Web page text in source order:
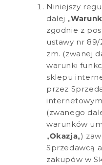
Niniejszy
dalej „
zgodnie z
ustawy nr 89/
zm. (zwanej
warunki
sklepu
przez
internetowym
(zwanego
warunków
„Okazja„)
Sprzedawcą
zakupów w